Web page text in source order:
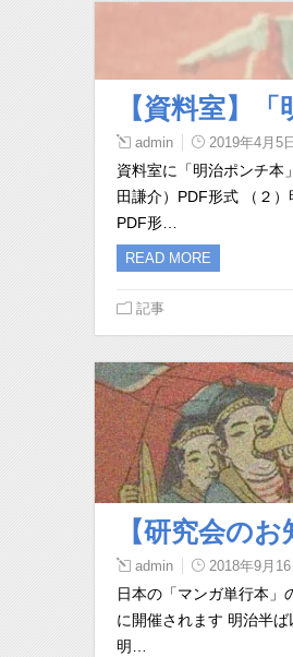
【資料室】
admin 2019年4月5日
資料室に「明治ポンチ本
田謙介）PDF形式 （２
PDF形…
READ MORE
記事
【研究会の
admin 2018年9月16
日本の「マンガ単行本」
に開催されます 明治半
明…